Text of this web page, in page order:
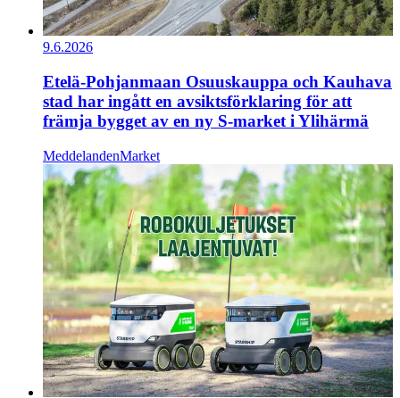
9.6.2026
Etelä-Pohjanmaan Osuuskauppa och Kauhava
stad har ingått en avsiktsförklaring för att
främja bygget av en ny S-market i Ylihärmä
MeddelandenMarket